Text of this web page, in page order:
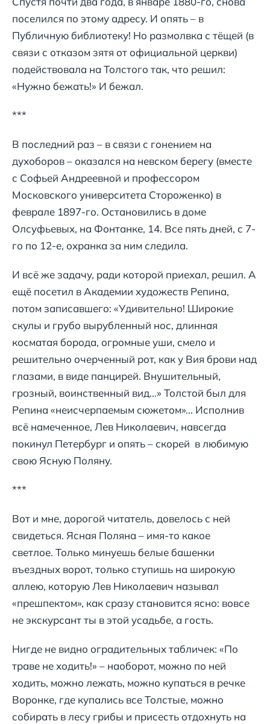
поселился по этому адресу. И опять – в
Публичную библиотеку! Но размолвка с тёщей (в
связи с отказом зятя от официальной церкви)
подействовала на Толстого так, что решил:
«Нужно бежать!» И бежал.
***
В последний раз – в связи с гонением на
духоборов – оказался на невском берегу (вместе
с Софьей Андреевной и профессором
Московского университета Стороженко) в
феврале 1897-го. Остановились в доме
Олсуфьевых, на Фонтанке, 14. Все пять дней, с 7-
го по 12-е, охранка за ним следила.
И всё же задачу, ради которой приехал, решил. А
ещё посетил в Академии художеств Репина,
потом записавшего: «Удивительно! Широкие
скулы и грубо вырубленный нос, длинная
косматая борода, огромные уши, смело и
решительно очерченный рот, как у Вия брови над
глазами, в виде панцирей. Внушительный,
грозный, воинственный вид...» Толстой был для
Репина «неисчерпаемым сюжетом»... Исполнив
всё намеченное, Лев Николаевич, навсегда
покинул Петербург и опять – скорей в любимую
свою Ясную Поляну.
***
Вот и мне, дорогой читатель, довелось с ней
свидеться. Ясная Поляна – имя-то какое
светлое. Только минуешь белые башенки
въездных ворот, только ступишь на широкую
аллею, которую Лев Николаевич называл
«прешпектом», как сразу становится ясно: вовсе
не экскурсант ты в этой усадьбе, а гость.
Нигде не видно оградительных табличек: «По
траве не ходить!» – наоборот, можно по ней
ходить, можно лежать, можно купаться в речке
Воронке, где купались все Толстые, можно
собирать в лесу грибы и присесть отдохнуть на